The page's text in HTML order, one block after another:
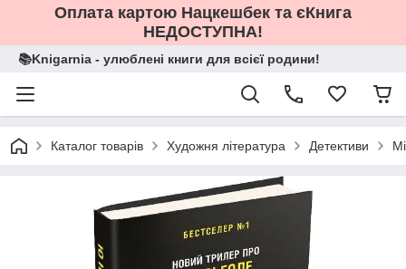
Оплата картою Нацкешбек та єКнига
НЕДОСТУПНА!
📚Knigarnia - улюблені книги для всієї родини!
Каталог товарів Художня література Детективи